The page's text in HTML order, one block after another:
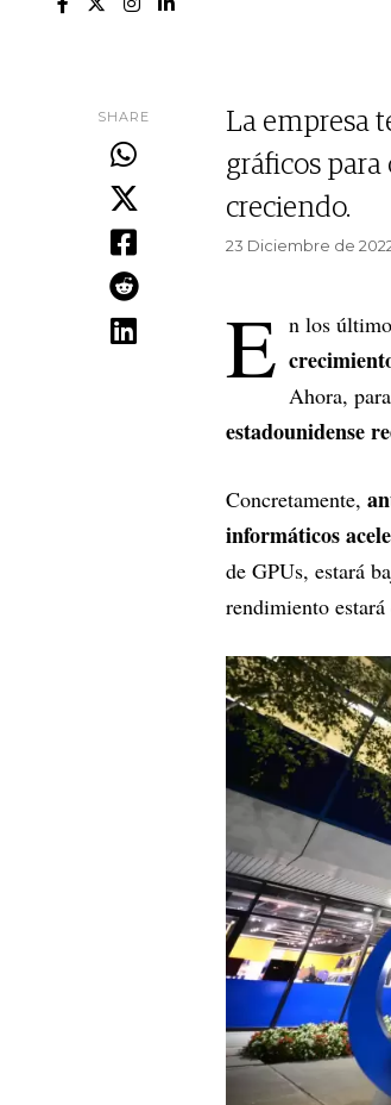
SHARE
La empresa
gráficos
creciendo.
23 Diciembre de
E n los
Ahora,
estadounidense
Concretamente,
informáticos
de GPUs, estará
rendimiento